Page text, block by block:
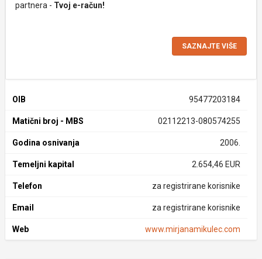
partnera - Tvoj e-račun!
SAZNAJTE VIŠE
OIB 95477203184
Matični broj - MBS 02112213-080574255
Godina osnivanja 2006.
Temeljni kapital 2.654,46 EUR
Telefon za registrirane korisnike
Email za registrirane korisnike
Web www.mirjanamikulec.com